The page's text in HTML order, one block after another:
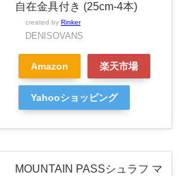
自在金具付き (25cm-4本)
created by Rinker
DENISOVANS
Amazon 楽天市場
Yahooショッピング
MOUNTAIN PASSシュラフ マ